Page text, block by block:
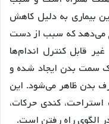
بیماری به دلیل کاهش
می‌دهد که سبب از دست
قابل کنترل اندام‌ها
یک سمت بدن ایجاد شده و
بدن ظاهر می‌شود. این
کندی حرکات،
الگوی راه رفتن است.